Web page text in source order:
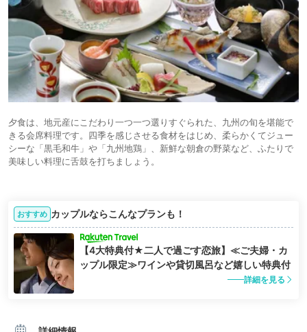
夕食は、地元産にこだわり一つ一つ選りすぐられた、九州の旬を堪能で
きる会席料理です。四季を感じさせる食材をはじめ、柔らかくてジュー
シーな「黒毛和牛」や「九州地鶏」、新鮮な朝倉の野菜など、ふたりで
美味しい料理に舌鼓を打ちましょう。
おすすめ カップルならこんなプランも！
【4大特典付★二人で過ごす恋旅】≪ご夫婦・カ
ップル限定≫ワインや貸切風呂など嬉しい特典付
詳細を見る